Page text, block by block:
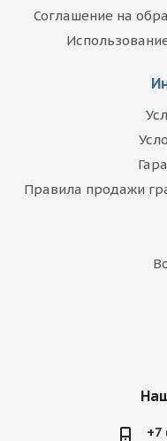
Соглашение на
Правила продажи
+7